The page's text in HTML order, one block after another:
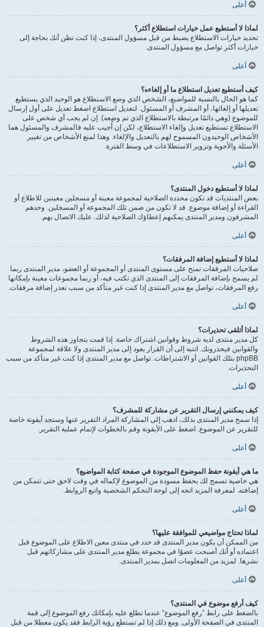
أعلى
لماذا لا أستطيع عمل خيارات استطلاع أكثر؟
تحديد خيارات الاستطلاع يضبط من قبل مسؤول المنتدى، إذا كنت تظن أنك بحاجة إلى
خيارات أكثر تواصل مع مسؤول المنتدى.
أعلى
كيف أستطيع تعديل استطلاع ما أو إلغاءه؟
كما هو الحال بالنسبة للمواضيع، الشخص الذي وضع الاستطلاع هو الوحيد الذي يستطيع
تعديلها أو إلغائها، أو المشرف أو المسئول. لتعديل استطلاع اضغط تعديل على أول إرسال
للموضوع (وهي دائمًا مرتبطة بالاستطلاع الذي تم وضعه). إن لم يجب أي شخص على
الاستطلاع تستطيع تعديل وإلغاء الاستطلاع، لكن إن أُجيب عليه فالمشرف والمسئول هما
الأشخاص الوحيدون المسموح لهم بالتعديل والإلغاء. وهذا لمنع الأشخاص من تغيير
الأسئلة والأجوبة وتزوير الاستطلاعات في وسط الفترة.
أعلى
لماذا لا أستطيع دخول المنتدى؟
بعض المنتديات قد تكون محددة الصلاحية لمجموعة معينة أو مسجلين معينين للاطلاع أو
القراءة أو إضافة موضوع. قد لا تكون من ضمن تلك المجموعة أو المسجلين. وحدهم
المشرفون ومدير المنتدى يمكنهم إعطاؤك الصلاحية لذلك. عليك الاتصال بهم.
أعلى
لماذا لا أستطيع إضافة المرفقات؟
صلاحيات المرفقات تمنح على مستوى المنتدى أو المجموعة أو العضو، مدير المنتدى ربما
لم يسمح بإضافة المرفقات إلى المنتدى الذي تكتب فيه، أو ربما مجموعات معينة بإمكانها
رفع المرفقات، تواصل مع مدير المنتدى إذا كنت غير متأكد من سبب تعذر إضافة مرفقات.
أعلى
لماذا أتلقى تحذيرات؟
كل مدير منتدى لديه شروط وقوانين اشتراك خاصة. إذا قمت بتجاوز هذه الشروط
والقوانين فيحذرونك. انتبه إلى أن القرار يعود إلى مدير المنتدى ولا علاقة لمجموعة
phpBB بتلك القوانين أو الاشتراطات. تواصل مع مدير المنتدى إذا كنت غير متأكد من سبب
التحذيرات.
أعلى
كيف يمكنني إرسال التقرير عن مشاركة للمشرف؟
إذا سمح مدير المنتدى بذلك، اذهب إلى المشاركة المراد التقرير عنها وستجد أيقونة خاصة
للتقرير عن الموضوع. اضغط على الأيقونة وقم بالخطوات لإتمام عملية التقرير.
أعلى
ما هي أيقونة حفظ الموضوع الموجودة في صفحة كتابة المواضيع؟
هي خاصية تسمح لك بحفظ مسودة من الموضوع لإكماله في وقت لاحق حتى تتمكن من
إضافته. لمعرفة المزيد اتجه إلى لوحة التحكم الشخصية واتبع الروابط.
أعلى
لماذا تحتاج مواضيعي للموافقة عليها؟
من الممكن أن يكون مدير المنتدى قد حدد في منتدى معين الاطلاع على الموضوع قبل
اعتماده أو أنك أصبحت عضوًا في مجموعة يطلع مدير المنتدى على مشاركاتهم قبل
نشرها. لمزيد من المعلومات اتصل بمدير المنتدى.
أعلى
كيف أرفع موضوع في المنتدى؟
بالضغط على رابط ”رفع الموضوع“ عندما تطلع عليه بإمكانك رفع الموضوع إلى قمة
المنتدى في الصفحة الأولى. ومع ذلك إذا لم تستطع رؤية الرابط فقد يكون معطلا من قبل